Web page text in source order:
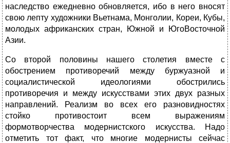
наследство ежедневно обновляется, ибо в него вносят
свою лепту художники Вьетнама, Монголии, Кореи, Кубы,
молодых африканских стран, Южной и ЮгоВосточной
Азии.
Со второй половины нашего столетия вместе с
обострением противоречий между буржуазной и
социалистической идеологиями обострились
противоречия и между искусствами этих двух разных
направлений. Реализм во всех его разновидностях
стойко противостоит всем выражениям
формотворчества модернистского искус­ства. Надо
отметить тот факт, что многие модернисты сейчас